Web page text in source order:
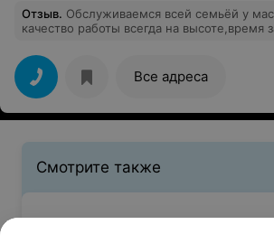
Отзыв. Обслуживаемся всей семьёй у
качество работы всегда на высоте,время
Все адреса
Смотрите также